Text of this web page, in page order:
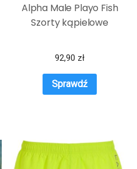
Alpha Male Playo Fish
Szorty kąpielowe
92,90 zł
Sprawdź